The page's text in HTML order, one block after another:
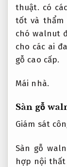
thuật. có
tốt và thẩm
chó walnut
cho các ai
gỗ cao cấp.
Mái nhà.
Sàn gỗ
Giám sát
Sàn gỗ
hợp nội